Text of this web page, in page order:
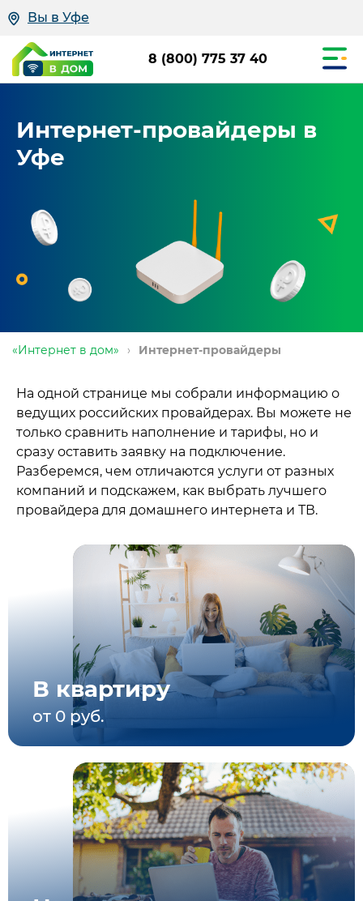
Вы в Уфе
8 (800) 775 37 40
Интернет-провайдеры в
Уфе
«Интернет в дом» › Интернет-провайдеры
На одной странице мы собрали информацию о
ведущих российских провайдерах. Вы можете не
только сравнить наполнение и тарифы, но и
сразу оставить заявку на подключение.
Разберемся, чем отличаются услуги от разных
компаний и подскажем, как выбрать лучшего
провайдера для домашнего интернета и ТВ.
В квартиру
от 0 руб.